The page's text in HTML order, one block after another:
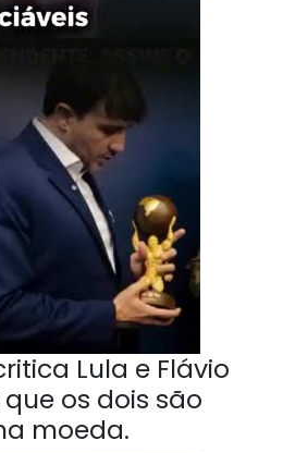
Lula e Flávio
os dois são
moeda.